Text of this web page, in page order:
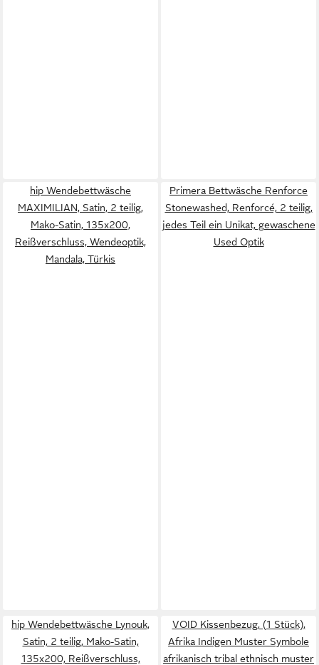
hip Wendebettwäsche
MAXIMILIAN, Satin, 2 teilig,
Mako-Satin, 135x200,
Reißverschluss, Wendeoptik,
Mandala, Türkis
Primera Bettwäsche Renforce
Stonewashed, Renforcé, 2 teilig,
jedes Teil ein Unikat, gewaschene
Used Optik
hip Wendebettwäsche Lynouk,
Satin, 2 teilig, Mako-Satin,
135x200, Reißverschluss,
VOID Kissenbezug, (1 Stück),
Afrika Indigen Muster Symbole
afrikanisch tribal ethnisch muster